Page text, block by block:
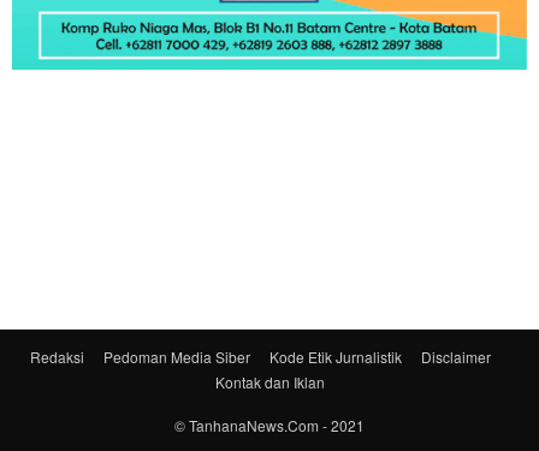
Redaksi Pedoman Media Siber Kode Etik Jurnalistik
Disclaimer
Kontak dan Iklan
© TanhanaNews.Com - 2021